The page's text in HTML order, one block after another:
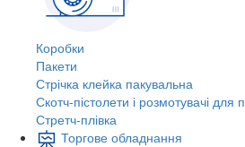
Коробки
Пакети
Стрічка клейка пакувальна
Скотч-пістолети і розмотувачі для
Стретч-плівка
Торгове обладнання